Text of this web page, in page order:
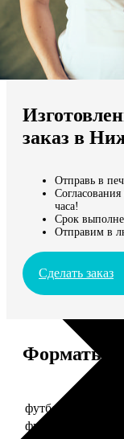
Мы доставляем по
Продолжить без
заказ в
Отправь в
часа!
Срок
Отправим в
Сделать заказ
Форматы и
футболка
футболка